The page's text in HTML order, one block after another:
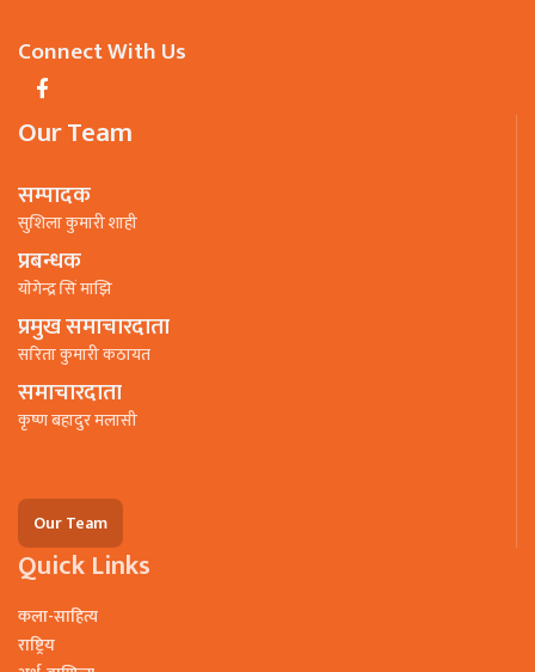
Connect With Us
Our Team
सम्पादक
सुशिला कुमारी शाही
प्रबन्धक
याेगेन्द्र सिं माझि
प्रमुख समाचारदाता
सरिता कुमारी कठायत
समाचारदाता
कृष्ण बहादुर मलासी
Our Team
Quick Links
कला-साहित्य
राष्ट्रिय